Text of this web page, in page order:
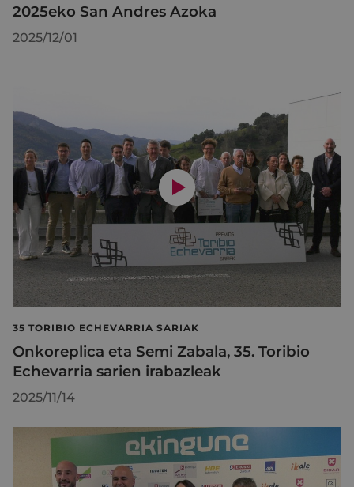
2025eko San Andres Azoka
2025/12/01
35 TORIBIO ECHEVARRIA SARIAK
Onkoreplica eta Semi Zabala, 35. Toribio
Echevarria sarien irabazleak
2025/11/14